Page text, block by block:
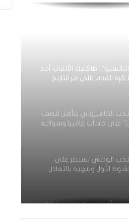
طاكتيك الألقاب أحد
القدم على مر التاريخ
الكاميروني يتأهل لنصف
على حساب غامبيا وسواجه
الوطني يسيطر على
الأول وينهيه بالتعادل
أن ينهي إبراهيموفيتش